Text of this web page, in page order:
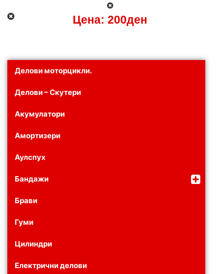
Делови моторцикли.
Делови – Скутери
Акумулатори
Амортизери
Аулспух
Бандажи
Брави
Гуми
Цилиндри
Електрични делови
Цена: 200ден